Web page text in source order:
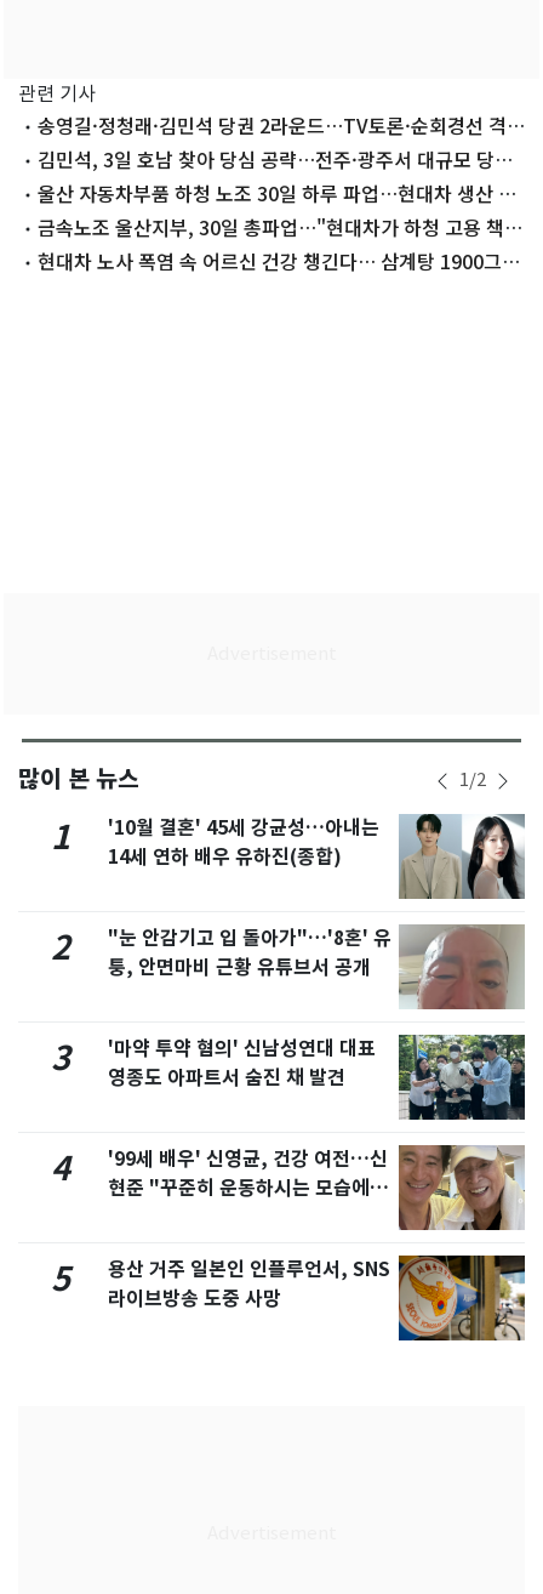
관련 기사
송영길·정청래·김민석 당권 2라운드…TV토론·순회경선 격
돌 김민석, 3일 호남 찾아 당심 공략…전주·광주서 대규모 당원
콘서트
울산 자동차부품 하청 노조 30일 하루 파업…현대차 생산 차
질 없어
금속노조 울산지부, 30일 총파업…"현대차가 하청 고용 책임
져야"
현대차 노사 폭염 속 어르신 건강 챙긴다… 삼계탕 1900그릇
많이 본 뉴스 1/2
1
'10월 결혼' 45세 강균성…아내는
14세 연하 배우 유하진(종합)
2
"눈 안감기고 입 돌아가"…'8혼' 유
퉁, 안면마비 근황 유튜브서 공개
3
'마약 투약 혐의' 신남성연대 대표
영종도 아파트서 숨진 채 발견
4
'99세 배우' 신영균, 건강 여전…신
현준 "꾸준히 운동하시는 모습에 큰
5
용산 거주 일본인 인플루언서, SNS
라이브방송 도중 사망